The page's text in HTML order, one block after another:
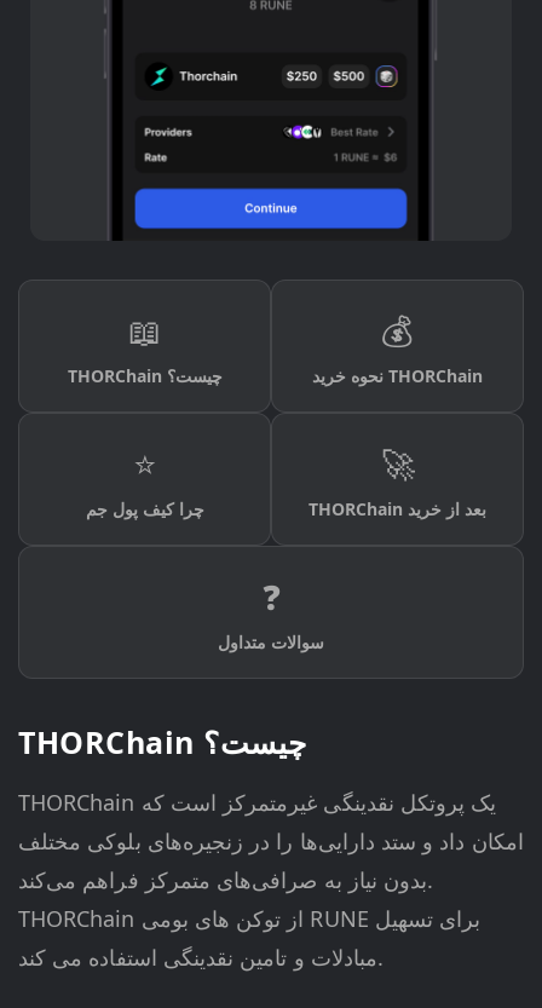
📖
THORChain چیست؟
💰
نحوه خرید THORChain
⭐
چرا کیف پول جم
🚀
THORChain بعد از خرید
❓
سوالات متداول
THORChain چیست؟
THORChain یک پروتکل نقدینگی غیرمتمرکز است که
امکان داد و ستد دارایی‌ها را در زنجیره‌های بلوکی مختلف
بدون نیاز به صرافی‌های متمرکز فراهم می‌کند.
THORChain از توکن های بومی RUNE برای تسهیل
مبادلات و تامین نقدینگی استفاده می کند.